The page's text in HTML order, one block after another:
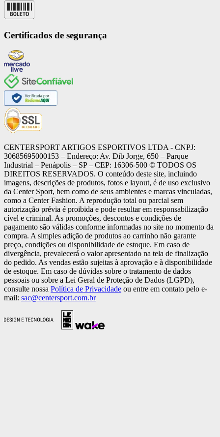
Certificados de segurança
CENTERSPORT ARTIGOS ESPORTIVOS LTDA - CNPJ:
30685695000153 – Endereço: Av. Dib Jorge, 650 – Parque
Industrial – Penápolis – SP – CEP: 16306-500 ©️ TODOS OS
DIREITOS RESERVADOS. O conteúdo deste site, incluindo
imagens, descrições de produtos, fotos e layout, é de uso exclusivo
da Center Sport, bem como de seus ambientes e marcas vinculadas,
como a Center Fashion. A reprodução total ou parcial sem
autorização prévia é proibida e pode resultar em responsabilização
cível e criminal. As promoções, descontos e condições de
pagamento são válidas conforme informadas no site no momento da
compra. A simples adição de produtos ao carrinho não garante
preço, condições ou disponibilidade de estoque. Em caso de
divergência, prevalecerá o valor apresentado na tela de finalização
do pedido. As vendas estão sujeitas à aprovação e à disponibilidade
de estoque. Em caso de dúvidas sobre o tratamento de dados
pessoais ou sobre a Lei Geral de Proteção de Dados (LGPD),
consulte nossa Política de Privacidade ou entre em contato pelo e-
mail: sac@centersport.com.br